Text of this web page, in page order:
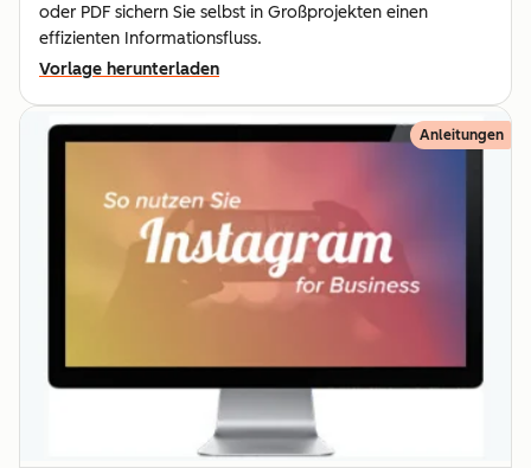
oder PDF sichern Sie selbst in Großprojekten einen
effizienten Informationsfluss.
Vorlage herunterladen
Anleitungen